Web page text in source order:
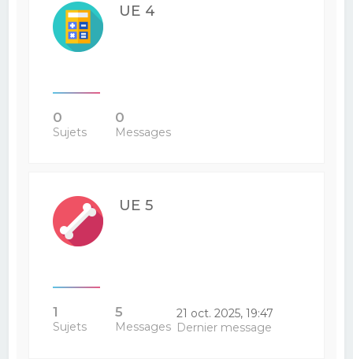
UE 4
0
Sujets
0
Messages
UE 5
1
Sujets
5
Messages
21 oct. 2025, 19:47
Dernier message